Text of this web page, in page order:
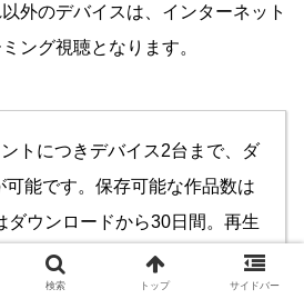
外のデバイスは、インターネット
ング視聴となります。
トにつきデバイス2台まで、ダ
可能です。保存可能な作品数は
ダウンロードから30日間。再生
以内。という制約がありま
検索 トップ サイドバー